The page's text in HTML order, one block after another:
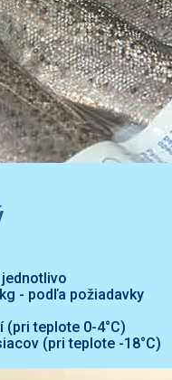
jednotlivo
- podľa požiadavky
(pri teplote 0-4°C)
(pri teplote -18°C)